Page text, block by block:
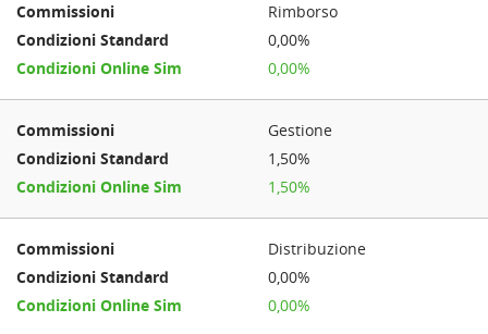
Rimborso
0,00%
0,00%
Gestione
1,50%
1,50%
Distribuzione
0,00%
0,00%